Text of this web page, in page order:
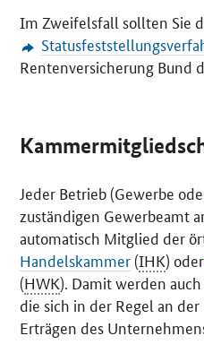
Im Zweifelsfall sollten Sie
Rentenversicherung Bund
Jeder Betrieb (Gewerbe
zuständigen Gewerbeamt
automatisch Mitglied der
Handelskammer(IHK) oder
(HWK). Damit werden
die sich in der Regel an
Erträgen des